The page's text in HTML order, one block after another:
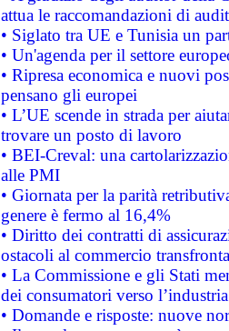
attua le raccomandazioni di
• Siglato tra UE e Tunisia un
• Un'agenda per il settore
• Ripresa economica e nuovi
pensano gli europei
• L’UE scende in strada per
trovare un posto di lavoro
• BEI-Creval: una
alle PMI
• Giornata per la parità
genere è fermo al 16,4%
• Diritto dei contratti di
ostacoli al commercio
• La Commissione e gli Stati
dei consumatori verso
• Domande e risposte: nuove